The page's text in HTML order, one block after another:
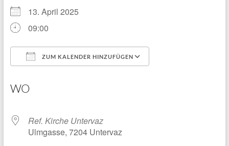
13. April 2025
09:00
ZUM KALENDER HINZUFÜGEN
WO
Ref. Kirche Untervaz
Ulmgasse, 7204 Untervaz